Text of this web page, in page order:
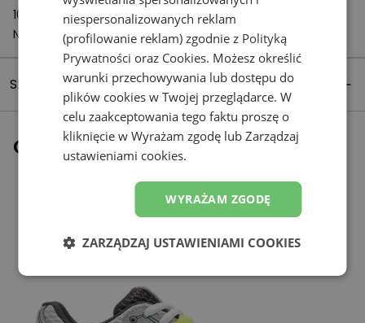
1059 CH Amsterdam
Netherlands
Szczegóły produktu
Ostatnio oglądane
niespersonalizowanych reklam
(profilowanie reklam) zgodnie z Polityką
Prywatności oraz Cookies. Możesz określić
warunki przechowywania lub dostępu do
plików cookies w Twojej przeglądarce. W
celu zaakceptowania tego faktu proszę o
kliknięcie w Wyrażam zgodę lub Zarządzaj
ustawieniami cookies.
WYRAŻAM ZGODĘ
ZARZĄDZAJ USTAWIENIAMI COOKIES